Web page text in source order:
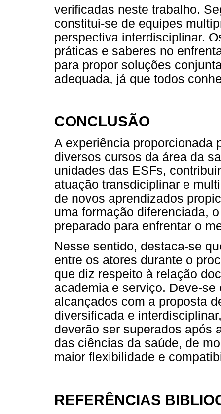
verificadas neste trabalho.
constitui-se de equipes
perspectiva interdisciplinar.
práticas e saberes no
para propor soluções
adequada, já que todos
CONCLUSÃO
A experiência proporcionada
diversos cursos da área da
unidades das ESFs,
atuação transdiciplinar e
de novos aprendizados
uma formação diferenciada,
preparado para enfrentar o
Nesse sentido, destaca-se
entre os atores durante o
que diz respeito à relação
academia e serviço. Deve-
alcançados com a proposta
diversificada e
deverão ser superados após
das ciências da saúde, de
maior flexibilidade e
REFERÊNCIAS